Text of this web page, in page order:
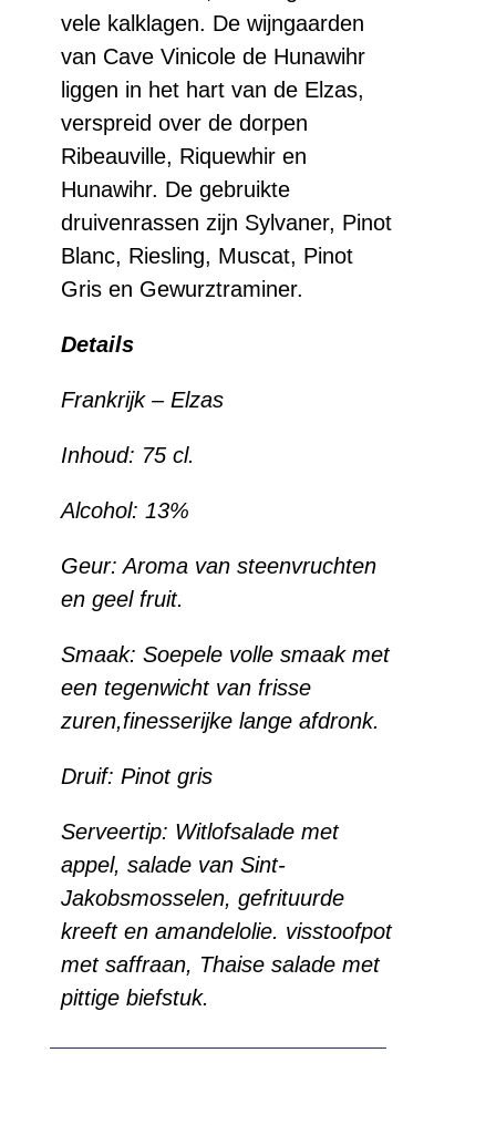
vele kalklagen. De wijngaarden
van Cave Vinicole de Hunawihr
liggen in het hart van de Elzas,
verspreid over de dorpen
Ribeauville, Riquewhir en
Hunawihr. De gebruikte
druivenrassen zijn Sylvaner, Pinot
Blanc, Riesling, Muscat, Pinot
Gris en Gewurztraminer.
Details
Frankrijk – Elzas
Inhoud: 75 cl.
Alcohol: 13%
Geur:Aroma van steenvruchten
en geel fruit.
Smaak: Soepele volle smaak met
een tegenwicht van frisse
zuren,finesserijke lange afdronk.
Druif: Pinot gris
Serveertip: Witlofsalade met
appel, salade van Sint-
Jakobsmosselen, gefrituurde
kreeft en amandelolie. visstoofpot
met saffraan, Thaise salade met
pittige biefstuk.